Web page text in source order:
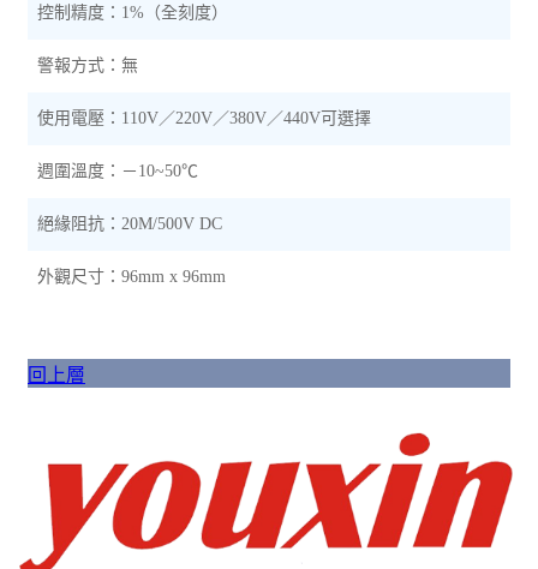
控制精度：1%（全刻度）
警報方式：無
使用電壓：110V／220V／380V／440V可選擇
週圍溫度：－10~50℃
絕緣阻抗：20M/500V DC
外觀尺寸：96mm x 96mm
回上層